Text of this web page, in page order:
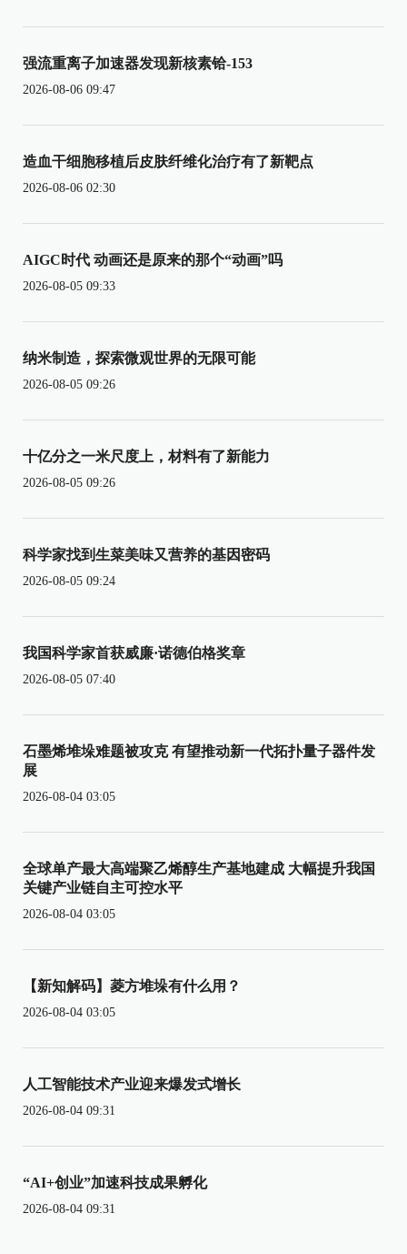
强流重离子加速器发现新核素铪-153
2026-08-06 09:47
造血干细胞移植后皮肤纤维化治疗有了新靶点
2026-08-06 02:30
AIGC时代 动画还是原来的那个“动画”吗
2026-08-05 09:33
纳米制造，探索微观世界的无限可能
2026-08-05 09:26
十亿分之一米尺度上，材料有了新能力
2026-08-05 09:26
科学家找到生菜美味又营养的基因密码
2026-08-05 09:24
我国科学家首获威廉·诺德伯格奖章
2026-08-05 07:40
石墨烯堆垛难题被攻克 有望推动新一代拓扑量子器件发
展
2026-08-04 03:05
全球单产最大高端聚乙烯醇生产基地建成 大幅提升我国
关键产业链自主可控水平
2026-08-04 03:05
【新知解码】菱方堆垛有什么用？
2026-08-04 03:05
人工智能技术产业迎来爆发式增长
2026-08-04 09:31
“AI+创业”加速科技成果孵化
2026-08-04 09:31